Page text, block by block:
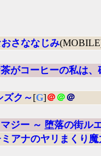
さななじみ
がコーヒーの私は
ズク～[G]＠＠＠
ジー ～ 堕落の街ル
アナのヤリまくり